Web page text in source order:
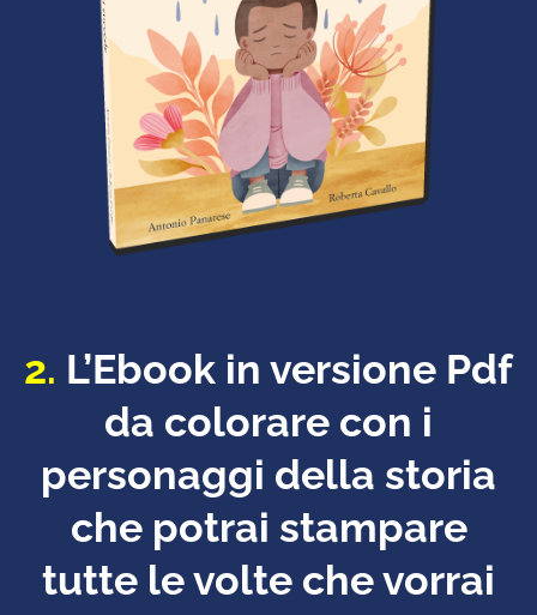
2. L’Ebook in versione Pdf
da colorare con i
personaggi della storia
che potrai stampare
tutte le volte che vorrai